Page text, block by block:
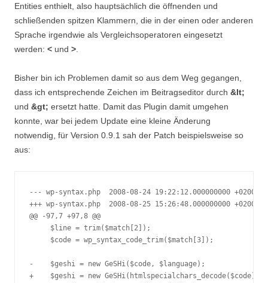
Entities enthielt, also hauptsächlich die öffnenden und
schließenden spitzen Klammern, die in der einen oder anderen
Sprache irgendwie als Vergleichsoperatoren eingesetzt
werden: < und >
Bisher bin ich Problemen damit so aus dem Weg gegangen,
dass ich entsprechende Zeichen im Beitragseditor durch &lt;
und &gt; ersetzt hatte. Damit das Plugin damit umgehen
konnte, war bei jedem Update eine kleine Änderung
notwendig, für Version 0.9.1 sah der Patch beispielsweise so
aus:
--- wp-syntax.php  2008-08-24 19:22:12.000000000 +0200
+++ wp-syntax.php  2008-08-25 15:26:48.000000000 +0200
@@ -97,7 +97,8 @@
     $line = trim($match[2]);
     $code = wp_syntax_code_trim($match[3]);
-    $geshi = new GeSHi($code, $language);
+    $geshi = new GeSHi(htmlspecialchars_decode($code),